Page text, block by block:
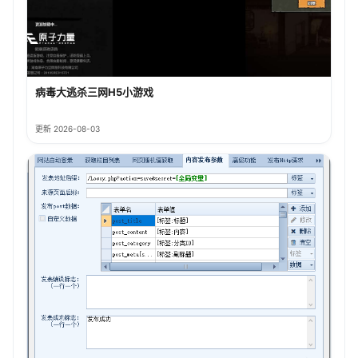
病毒大逃杀三网H5小游戏
更新 2026-08-03